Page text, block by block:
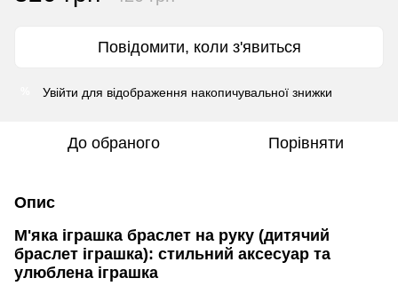
Повідомити, коли з'явиться
Увійти для відображення накопичувальної знижки
До обраного Порівняти
Опис
М'яка іграшка браслет на руку (дитячий
браслет іграшка): стильний аксесуар та
улюблена іграшка